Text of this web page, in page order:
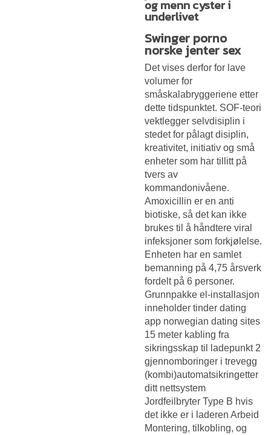
og menn cyster i
underlivet
Swinger porno
norske jenter sex
Det vises derfor for lave
volumer for
småskalabryggeriene etter
dette tidspunktet. SOF-teori
vektlegger selvdisiplin i
stedet for pålagt disiplin,
kreativitet, initiativ og små
enheter som har tillitt på
tvers av
kommandonivåene.
Amoxicillin er en anti
biotiske, så det kan ikke
brukes til å håndtere viral
infeksjoner som forkjølelse.
Enheten har en samlet
bemanning på 4,75 årsverk
fordelt på 6 personer.
Grunnpakke el-installasjon
inneholder tinder dating
app norwegian dating sites
15 meter kabling fra
sikringsskap til ladepunkt 2
gjennomboringer i trevegg
(kombi)automatsikringetter
ditt nettsystem
Jordfeilbryter Type B hvis
det ikke er i laderen Arbeid
Montering, tilkobling, og